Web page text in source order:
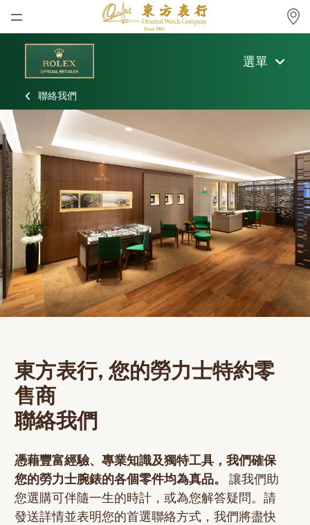
首頁
最新消息
腕表資訊
公司動態
勞力士
勞力士中古錶認證
帝舵表
品牌
店鋪位置
網上商店
香港特別行政區
腕表維修
聯絡我們
會員
登入
註冊
選單
聯絡我們
東方表行, 您的勞力士特約零
售商
聯絡我們
勞力士特約零售商 油麻地
憑藉豐富經驗、專業知識及獨特工具，我們確保
您的勞力士腕錶的各個零件均為真品。
讓我們助
您選購可伴隨一生的時計，或為您解答疑問。請
發送詳情並表明您的首選聯絡方式，我們將盡快